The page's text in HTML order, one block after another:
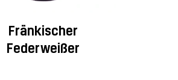
Fränkischer
Federweißer